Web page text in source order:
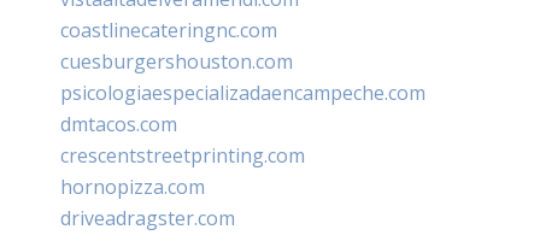
coastlinecateringnc.com
cuesburgershouston.com
psicologiaespecializadaencampeche.com
dmtacos.com
crescentstreetprinting.com
hornopizza.com
driveadragster.com